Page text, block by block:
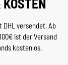
DHL versendet. Ab
ist der Versand
kostenlos.